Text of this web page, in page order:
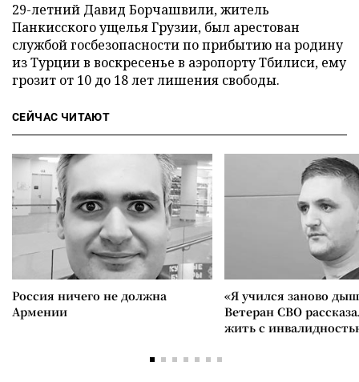
29-летний Давид Борчашвили, житель
Панкисского ущелья Грузии, был арестован
службой госбезопасности по прибытию на родину
из Турции в воскресенье в аэропорту Тбилиси, ему
грозит от 10 до 18 лет лишения свободы.
СЕЙЧАС ЧИТАЮТ
Россия ничего не должна
Армении
«Я учился заново
Ветеран СВО
жить с